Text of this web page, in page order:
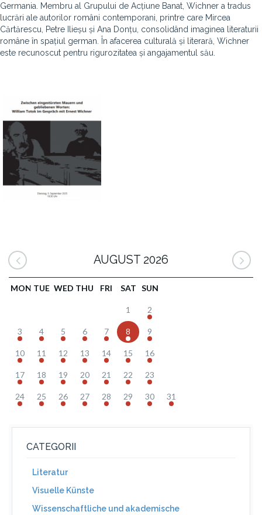
Germania. Membru al Grupului de Acțiune Banat, Wichner a tradus
lucrări ale autorilor români contemporani, printre care Mircea
Cărtărescu, Petre Ilieșu și Ana Donțu, consolidând imaginea literaturii
române în spațiul german. În afacerea culturală și literară, Wichner
este recunoscut pentru rigurozitatea și angajamentul său.
AUGUST 2026
MON TUE WED THU FRI SAT SUN
1 2
3 4 5 6 7 8 9
10 11 12 13 14 15 16
17 18 19 20 21 22 23
24 25 26 27 28 29 30 31
CATEGORII
Literatur
Visuelle Künste
Wissenschaftliche und akademische